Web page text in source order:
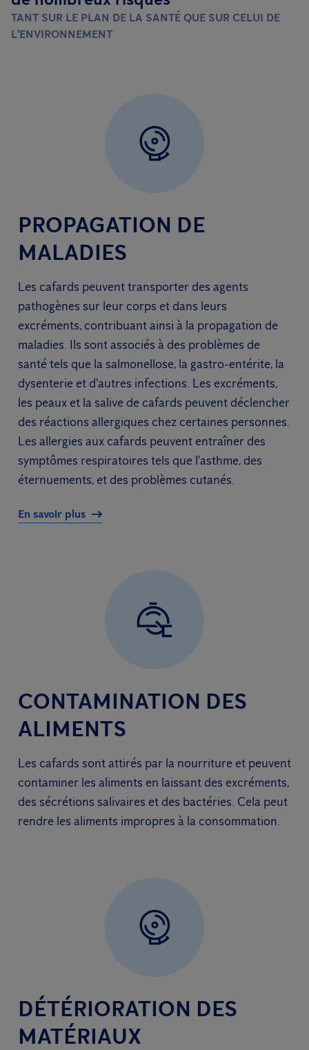
TANT SUR LE PLAN DE LA SANTÉ QUE SUR CELUI DE
L'ENVIRONNEMENT
PROPAGATION DE
MALADIES
Les cafards peuvent transporter des agents
pathogènes sur leur corps et dans leurs
excréments, contribuant ainsi à la propagation de
maladies. Ils sont associés à des problèmes de
santé tels que la salmonellose, la gastro-entérite, la
dysenterie et d'autres infections. Les excréments,
les peaux et la salive de cafards peuvent déclencher
des réactions allergiques chez certaines personnes.
Les allergies aux cafards peuvent entraîner des
symptômes respiratoires tels que l'asthme, des
éternuements, et des problèmes cutanés.
En savoir plus
CONTAMINATION DES
ALIMENTS
Les cafards sont attirés par la nourriture et peuvent
contaminer les aliments en laissant des excréments,
des sécrétions salivaires et des bactéries. Cela peut
rendre les aliments impropres à la consommation.
DÉTÉRIORATION DES
MATÉRIAUX